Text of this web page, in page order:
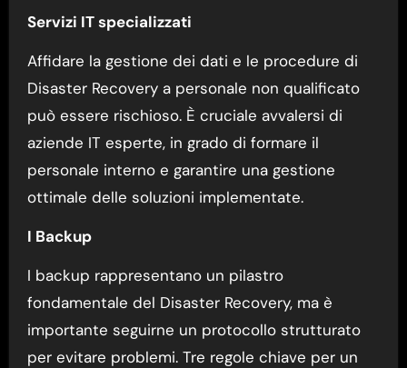
Servizi IT specializzati
Affidare la gestione dei dati e le procedure di
Disaster Recovery a personale non qualificato
può essere rischioso. È cruciale avvalersi di
aziende IT esperte, in grado di formare il
personale interno e garantire una gestione
ottimale delle soluzioni implementate.
I Backup
I backup rappresentano un pilastro
fondamentale del Disaster Recovery, ma è
importante seguirne un protocollo strutturato
per evitare problemi. Tre regole chiave per un